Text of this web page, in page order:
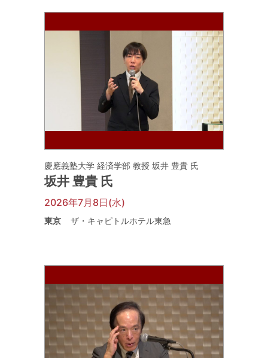
慶應義塾大学 経済学部 教授 坂井 豊貴 氏
坂井 豊貴 氏
2026年7月8日(水)
東京 ザ・キャピトルホテル東急